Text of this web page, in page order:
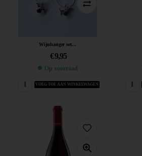
Wijnhanger set...
€9,95
Op voorraad
VOEG TOE AAN WINKELWAGEN